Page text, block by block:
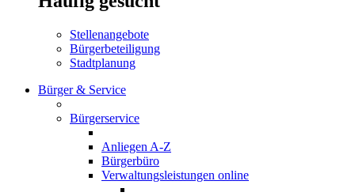
Stellenangebote
Bürgerbeteiligung
Stadtplanung
Bürger & Service
Bürgerservice
Anliegen A-Z
Bürgerbüro
Verwaltungsleistungen online